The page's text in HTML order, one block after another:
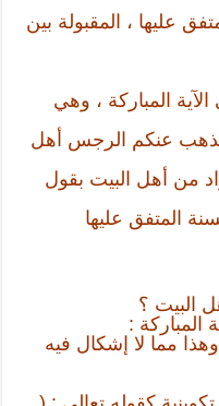
عليها ، المقبولة بين
الآية المباركة ، وهي
عنكم الرجس أهل
من أهل البيت بقول
المتفق عليها
البيت ؟
المباركة :
مما لا إشكال فيه